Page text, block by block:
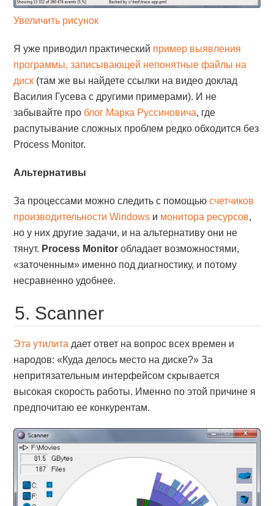
Увеличить рисунок
Я уже приводил практический пример выявления
программы, записывающей непонятные файлы на
диск (там же вы найдете ссылки на видео доклад
Василия Гусева с другими примерами). И не
забывайте про блог Марка Руссиновича, где
распутывание сложных проблем редко обходится без
Process Monitor.
Альтернативы
За процессами можно следить с помощьюсчетчиков
производительности Windows и монитора ресурсов,
но у них другие задачи, и на альтернативу они не
тянут. Process Monitor обладает возможностями,
«заточенным» именно под диагностику, и потому
несравненно удобнее.
5. Scanner
Эта утилита дает ответ на вопрос всех времен и
народов: «Куда делось место на диске?» За
непритязательным интерфейсом скрывается
высокая скорость работы. Именно по этой причине я
предпочитаю ее конкурентам.